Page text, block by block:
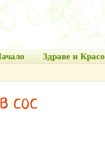
Здраве и
сос